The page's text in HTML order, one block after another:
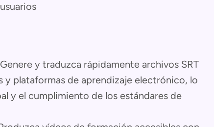
Genere y traduzca rápidamente archivos SRT
y plataformas de aprendizaje electrónico, lo
y el cumplimiento de los estándares de